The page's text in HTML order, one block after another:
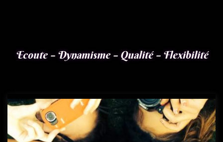
Ecoute – Dynamisme – Qualité – Flexibilité